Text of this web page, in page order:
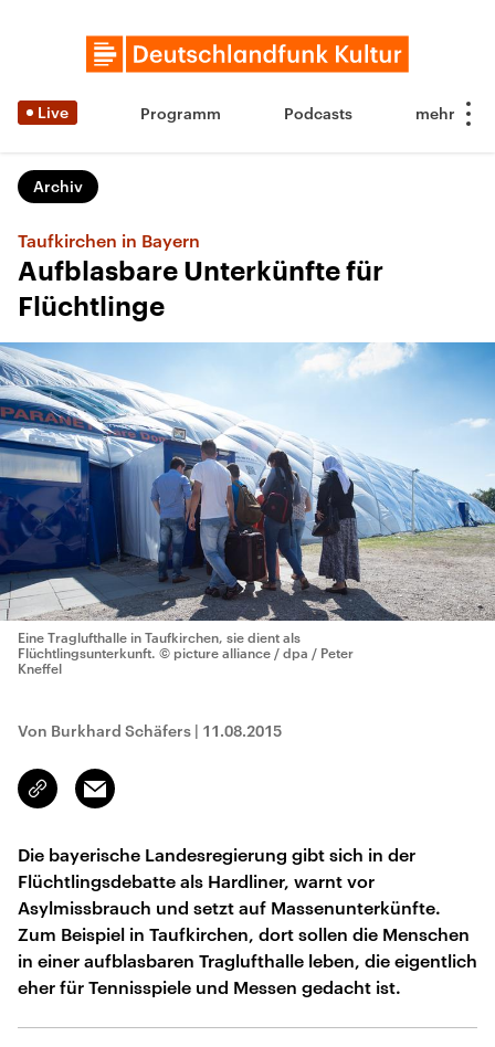
Live Programm Podcasts
Archiv
Taufkirchen in Bayern
Aufblasbare Unterkünfte für
Flüchtlinge
Eine Traglufthalle in Taufkirchen, sie dient als
Flüchtlingsunterkunft. © picture alliance / dpa / Peter
Kneffel
Von Burkhard Schäfers | 11.08.2015
Link
kopieren/teilen
Email
Die bayerische Landesregierung gibt sich in der
Flüchtlingsdebatte als Hardliner, warnt vor
Asylmissbrauch und setzt auf Massenunterkünfte.
Zum Beispiel in Taufkirchen, dort sollen die Menschen
in einer aufblasbaren Traglufthalle leben, die eigentlich
eher für Tennisspiele und Messen gedacht ist.